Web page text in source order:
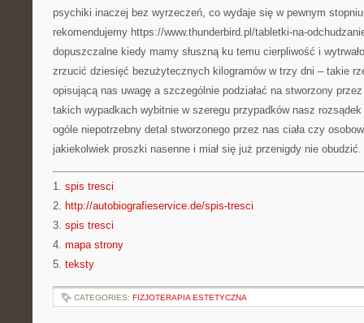
psychiki inaczej bez wyrzeczeń, co wydaje się w pewnym
rekomendujemy https://www.thunderbird.pl/tabletki-na-
dopuszczalne kiedy mamy słuszną ku temu cierpliwość i
zrzucić dziesięć bezużytecznych kilogramów w trzy dni – takie
opisującą nas uwagę a szczególnie podziałać na stworzony
takich wypadkach wybitnie w szeregu przypadków nasz
ogóle niepotrzebny detal stworzonego przez nas ciała czy
jakiekolwiek proszki nasenne i miał się już przenigdy nie obudzić.
1. spis tresci
2. http://autobiografieservice.de/spis-tresci
3. spis tresci
4. mapa strony
5. teksty
CATEGORIES: FIZJOTERAPIA ESTETYCZNA